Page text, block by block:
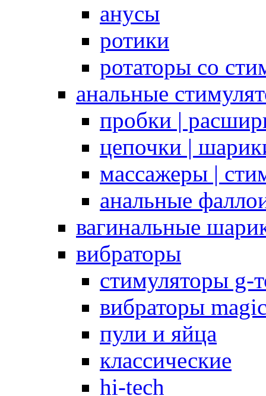
анусы
ротики
ротаторы со
анальные
пробки |
цепочки |
массажеры |
анальные
вагинальные
вибраторы
стимуляторы g-
вибраторы
пули и яйца
классические
hi-tech